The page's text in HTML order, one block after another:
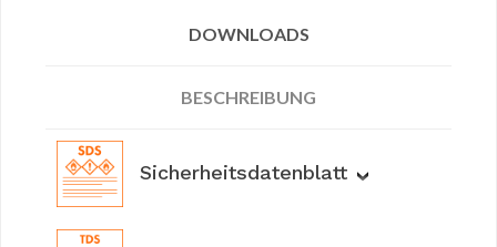
DOWNLOADS
BESCHREIBUNG
Sicherheitsdatenblatt